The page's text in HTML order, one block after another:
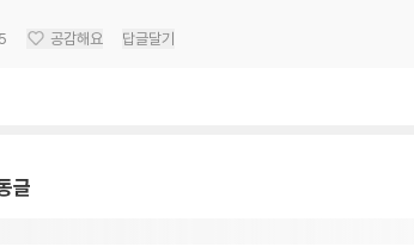
공감해요 답글달기
글